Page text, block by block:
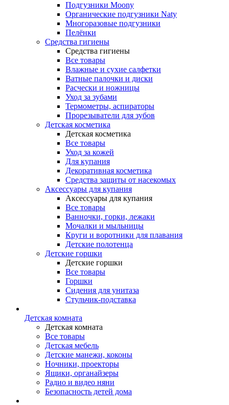
Подгузники Moony
Органические подгузники Naty
Многоразовые подгузники
Пелёнки
Средства гигиены
Средства гигиены
Все товары
Влажные и сухие салфетки
Ватные палочки и диски
Расчески и ножницы
Уход за зубами
Термометры, аспираторы
Прорезыватели для зубов
Детская косметика
Детская косметика
Все товары
Уход за кожей
Для купания
Декоративная косметика
Средства защиты от насекомых
Аксессуары для купания
Аксессуары для купания
Все товары
Ванночки, горки, лежаки
Мочалки и мыльницы
Круги и воротники для плавания
Детские полотенца
Детские горшки
Детские горшки
Все товары
Горшки
Сидения для унитаза
Стульчик-подставка
Детская комната
Детская комната
Все товары
Детская мебель
Детские манежи, коконы
Ночники, проекторы
Ящики, органайзеры
Радио и видео няни
Безопасность детей дома